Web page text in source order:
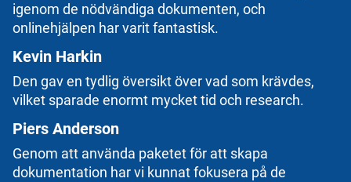
igenom de nödvändiga dokumenten, och
onlinehjälpen har varit fantastisk.
Kevin Harkin
Den gav en tydlig översikt över vad som krävdes,
vilket sparade enormt mycket tid och research.
Piers Anderson
Genom att använda paketet för att skapa
dokumentation har vi kunnat fokusera på de